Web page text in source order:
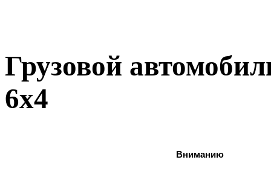
Грузовой
6x4
Вниманию